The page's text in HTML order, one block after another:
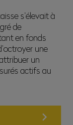
s’élevait à
de
en fonds
une
un
actifs au